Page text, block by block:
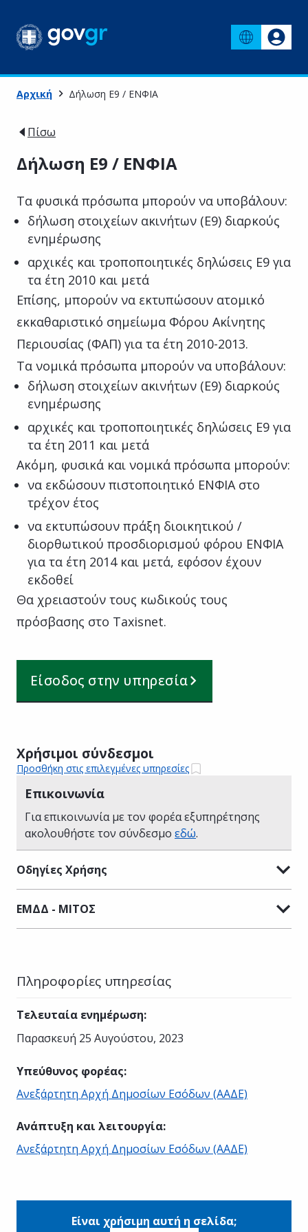
Αρχική Δήλωση Ε9 / ΕΝΦΙΑ
Πίσω
Δήλωση Ε9 / ΕΝΦΙΑ
Τα φυσικά πρόσωπα μπορούν να υποβάλουν:
δήλωση στοιχείων ακινήτων (Ε9) διαρκούς
ενημέρωσης
αρχικές και τροποποιητικές δηλώσεις Ε9 για
τα έτη 2010 και μετά
Επίσης, μπορούν να εκτυπώσουν ατομικό
εκκαθαριστικό σημείωμα Φόρου Ακίνητης
Περιουσίας (ΦΑΠ) για τα έτη 2010-2013.
Τα νομικά πρόσωπα μπορούν να υποβάλουν:
δήλωση στοιχείων ακινήτων (Ε9) διαρκούς
ενημέρωσης
αρχικές και τροποποιητικές δηλώσεις Ε9 για
τα έτη 2011 και μετά
Ακόμη, φυσικά και νομικά πρόσωπα μπορούν:
να εκδώσουν πιστοποιητικό ΕΝΦΙΑ στο
τρέχον έτος
να εκτυπώσουν πράξη διοικητικού /
διορθωτικού προσδιορισμού φόρου ΕΝΦΙΑ
για τα έτη 2014 και μετά, εφόσον έχουν
εκδοθεί
Θα χρειαστούν τους κωδικούς τους
πρόσβασης στο Taxisnet.
Είσοδος στην υπηρεσία
Χρήσιμοι σύνδεσμοι
Προσθήκη στις επιλεγμένες υπηρεσίες
Επικοινωνία
Για επικοινωνία με τον φορέα εξυπηρέτησης
ακολουθήστε τον σύνδεσμο εδώ.
Οδηγίες Χρήσης
ΕΜΔΔ - ΜΙΤΟΣ
Πληροφορίες υπηρεσίας
Τελευταία ενημέρωση:
Παρασκευή 25 Αυγούστου, 2023
Υπεύθυνος φορέας:
Ανεξάρτητη Αρχή Δημοσίων Εσόδων (ΑΑΔΕ)
Ανάπτυξη και λειτουργία:
Ανεξάρτητη Αρχή Δημοσίων Εσόδων (ΑΑΔΕ)
Είναι χρήσιμη αυτή η σελίδα;